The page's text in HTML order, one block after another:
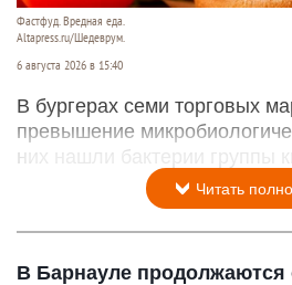
Фастфуд. Вредная еда.
Altapress.ru/Шедеврум.
6 августа 2026 в 15:40
В бургерах семи торговых
превышение
них нашли бактерии группы
Читать
В Барнауле продолжаются